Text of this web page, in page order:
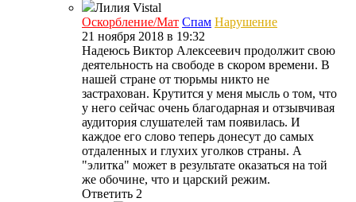
Лилия Vistal
Оскорбление/Мат Спам Нарушение
21 ноября 2018 в 19:32
Надеюсь Виктор Алексеевич продолжит свою
деятельность на свободе в скором времени. В
нашей стране от тюрьмы никто не
застрахован. Крутится у меня мысль о том, что
у него сейчас очень благодарная и отзывчивая
аудитория слушателей там появилась. И
каждое его слово теперь донесут до самых
отдаленных и глухих уголков страны. А
"элитка" может в результате оказаться на той
же обочине, что и царский режим.
Ответить 2